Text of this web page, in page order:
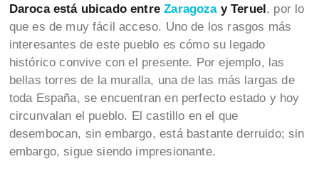
Daroca está ubicado entreZaragoza y Teruel, por lo
que es de muy fácil acceso. Uno de los rasgos más
interesantes de este pueblo es cómo su legado
histórico convive con el presente. Por ejemplo, las
bellas torres de la muralla, una de las más largas de
toda España, se encuentran en perfecto estado y hoy
circunvalan el pueblo. El castillo en el que
desembocan, sin embargo, está bastante derruido; sin
embargo, sigue siendo impresionante.